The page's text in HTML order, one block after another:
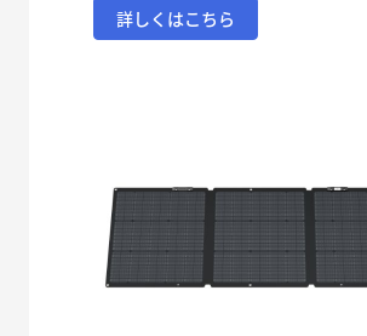
詳しくはこちら